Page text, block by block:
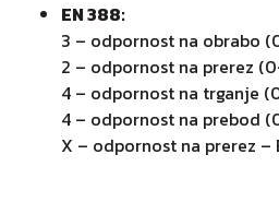
EN 388:
3 – odpornost na obrabo
2 – odpornost na prerez
4 – odpornost na trganje
4 – odpornost na prebod
X – odpornost na prerez –